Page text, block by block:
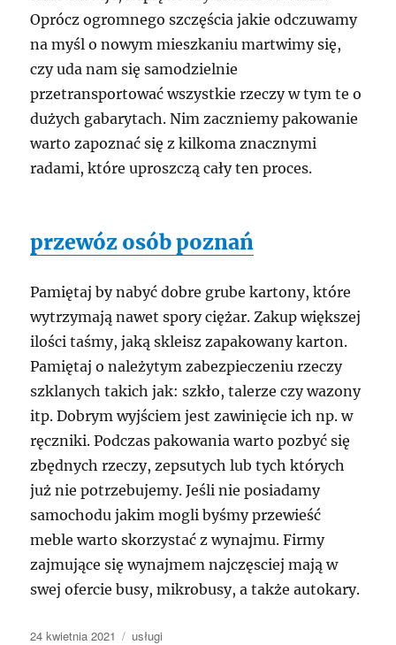
Oprócz ogromnego szczęścia jakie odczuwamy
na myśl o nowym mieszkaniu martwimy się,
czy uda nam się samodzielnie
przetransportować wszystkie rzeczy w tym te o
dużych gabarytach. Nim zaczniemy pakowanie
warto zapoznać się z kilkoma znacznymi
radami, które uproszczą cały ten proces.
przewóz osób poznań
Pamiętaj by nabyć dobre grube kartony, które
wytrzymają nawet spory ciężar. Zakup większej
ilości taśmy, jaką skleisz zapakowany karton.
Pamiętaj o należytym zabezpieczeniu rzeczy
szklanych takich jak: szkło, talerze czy wazony
itp. Dobrym wyjściem jest zawinięcie ich np. w
ręczniki. Podczas pakowania warto pozbyć się
zbędnych rzeczy, zepsutych lub tych których
już nie potrzebujemy. Jeśli nie posiadamy
samochodu jakim mogli byśmy przewieść
meble warto skorzystać z wynajmu. Firmy
zajmujące się wynajmem najczęsciej mają w
swej ofercie busy, mikrobusy, a także autokary.
Data
24 kwietnia 2021 Kategorie
usługi